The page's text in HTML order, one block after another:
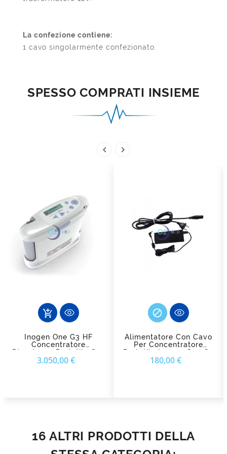
La confezione contiene:
1 cavo singolarmente confezionato.
SPESSO COMPRATI INSIEME
 
add_shopping_cart
Inogen One G3 HF
Concentratore
D'ossigeno Portatile Con
Borsa A Tracolla
3.050,00 €

Alimentatore Con Cavo
Per Concentratore
Portatile Inogen One G3
180,00 €
16 ALTRI PRODOTTI DELLA